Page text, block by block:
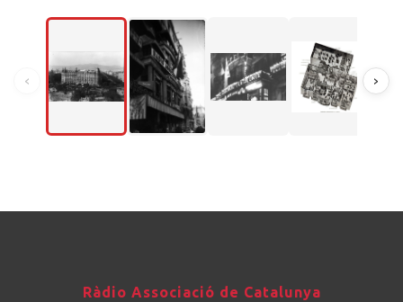
‹ ›
Ràdio Associació de Catalunya